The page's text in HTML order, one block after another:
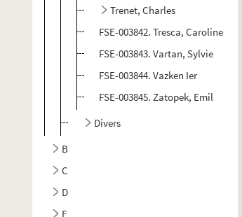
Trenet, Charles
FSE-003842. Tresca, Caroline
FSE-003843. Vartan, Sylvie
FSE-003844. Vazken Ier
FSE-003845. Zatopek, Emil
Divers
B
C
D
E